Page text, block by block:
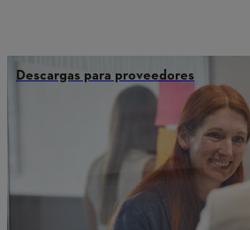
Descargas para proveedores